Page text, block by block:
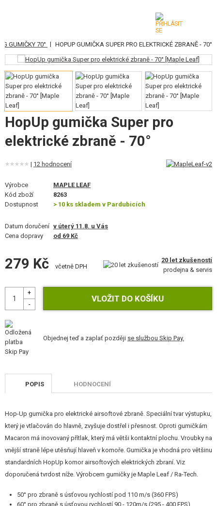
KATEGORIE
AIRSOFTOVÉ ZBRANĚ
VZDUCHOVÉ ZBRANĚ, PRAKY
GRANÁTOMETY, GRANÁTY
KULIČKY, PLYN
BRÝLE, MASKY
VÝSTROJ, UNIFORMY, POUZDRA
VYSÍLAČKY, HEADSETY, KAMERY
DOPLŇKY KE ZBRANÍM, POPRUHY
NÁHRADNÍ DÍLY, UPGRADE
SERVIS A ÚDRŽBA ZBRANÍ
SEBEOBRANA, VÝCVIK, NOŽE
TERČE, STŘELNICE
JÍDLO
STAVEBNICE, MODELY
REKLAMNÍ PŘEDMĚTY
GUMIČKY 70° | HOPUP GUMIČKA SUPER PRO ELEKTRICKÉ ZBRANĚ - 70°
HopUp gumička Super pro
elektrické zbraně - 70°
| 12 hodnocení
Výrobce
MAPLE LEAF
Kód zboží
8263
Dostupnost
> 10 ks skladem v Pardubicích
Datum doručení v úterý 11.8. u Vás
Cena dopravy
od 69 Kč
279 Kč včetně DPH
20 let zkušeností
prodejna & servis
Objednej teď a zaplať později se službou Skip Pay.
POPIS HODNOCENÍ
Hop-Up gumička pro elektrické airsoftové zbraně. Speciální tvar výstupku,
který je vtlačován do hlavně, zvyšuje dostřel i přesnost. Oproti gumičkám
Macaron má inovovaný přítlak, který má větši kontaktní plochu. Vroubky na
vnější straně lépe utěsňují hlaveň v komoře. Gumička je vhodná pro většinu
standardních HopUp komor airsoftových elektrických zbraní. Viz
doporučená tvrdost níže. Výrobcem gumičky je Maple Leaf / Ra-Tech.
50° pro zbraně s úsťovou rychlostí pod 110 m/s (360 FPS)
60° pro zbraně s úsťovou rychlostí 90 - 120m/s (295 - 400 FPS)